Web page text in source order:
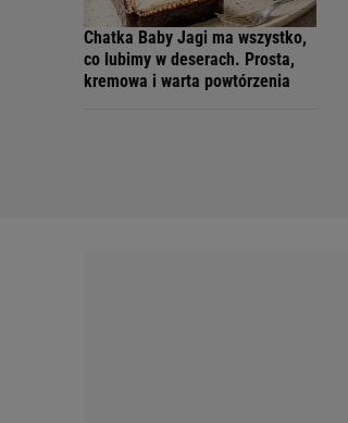
Chatka Baby Jagi ma wszystko,
co lubimy w deserach. Prosta,
kremowa i warta powtórzenia